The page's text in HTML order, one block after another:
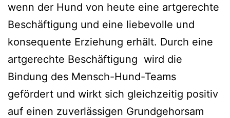
wenn der Hund von heute eine artgerechte
Beschäftigung und eine liebevolle und
konsequente Erziehung erhält. Durch eine
artgerechte Beschäftigung wird die
Bindung des Mensch-Hund-Teams
gefördert und wirkt sich gleichzeitig positiv
auf einen zuverlässigen Grundgehorsam